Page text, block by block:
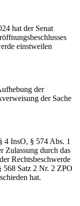
hat der Senat
einstweilen
der
der Sache
InsO, § 574 Abs. 1
Zulassung durch das
Rechtsbeschwerde
568 Satz 2 Nr. 2 ZPO
hat.